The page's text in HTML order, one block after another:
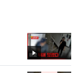
영
상